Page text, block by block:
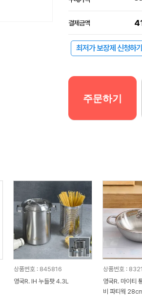
결제금액
최저가 보장제 신청하기
주문하기
상품번호 : 845816
영국R. IH 누들팟 4.3L
상품번호 :
영국R. 마이티
비 파티웍